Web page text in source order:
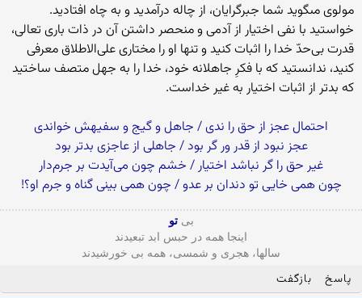
مولوى مى‏گوید شما جبرگرایان، از چاله درآمدید و به چاه افتادید.
خواستید با نفى اختیار از آدمى و منحصر داشتن آن در ذات بارى تعالى،
قدرت بى‌‏حدّ خدا را اثبات کنید و تنها او را مختارى على‏‌الاطلاق معرفى
کنید، ندانستید که با فکرِ جاهلانه خود، خدا را به جهل متصف ساختید
که بدتر از اثبات اختیار به غیر خداست.
احتمال عجز از حق را ندى / جاهل و گیج و سفیهش خواندى‏
عجز نبود از قدر ور گر بود / جاهلى از عاجزى بدتر بود
غیر حق را گر نباشد اختیار / خشم چون مى‌‏آیدت بر جرم‏‌دار
چون همى خایى تو دندان بر عدو / چون همى بینى گناه و جرم او؟!
بی تو
اینجا همه در حبس ابد تبعیدند
سالها، هجری و شمسی، همه بی خورشیدند
پاسخ بازگفت